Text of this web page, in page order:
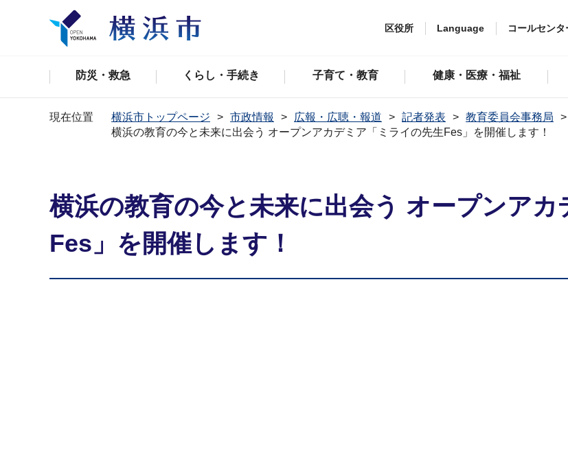
区役所 Language コールセンタ
防災・救急 くらし・手続き 子育て・教育 健康・医療・福祉
現在位置 横浜市トップページ 市政情報 広報・広聴・報道 記者発表 教育委員会事務局
横浜の教育の今と未来に出会う オープンアカデミア「ミライの先生Fes」を開催します！
横浜の教育の今と未来に出会う オープンア
Fes」を開催します！